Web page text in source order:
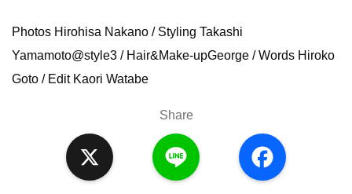
Photos Hirohisa Nakano / Styling Takashi
Yamamoto@style3 / Hair&Make-upGeorge / Words Hiroko
Goto / Edit Kaori Watabe
Share
a
c